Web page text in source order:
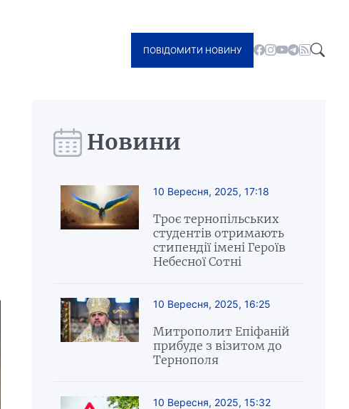
ПОВІДОМИТИ НОВИНУ
Новини
10 Вересня, 2025, 17:18
Троє тернопільських
студентів отримають
стипендії імені Героїв
Небесної Сотні
10 Вересня, 2025, 16:25
Митрополит Епіфаній
прибуде з візитом до
Тернополя
10 Вересня, 2025, 15:32